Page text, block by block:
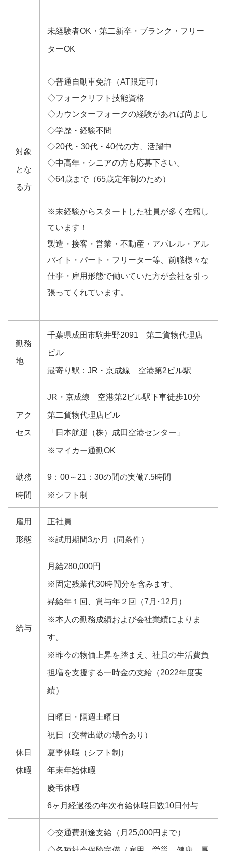
対象
とな
る方
未経験者OK・第二新卒・ブランク・フリー
ターOK
◇普通自動車免許（AT限定可）
◇フォークリフト技能資格
◇カウンターフォークの経験があれば尚よし
◇学歴・経験不問
◇20代・30代・40代の方、活躍中
◇中高年・シニアの方も応募下さい。
◇64歳まで（65歳定年制のため）
※未経験からスタートした社員が多く在籍し
ています！
製造・接客・営業・不動産・アパレル・アル
バイト・パート・フリーター等、前職様々な
仕事・雇用形態で働いていた方が会社を引っ
張ってくれています。
勤務
地
千葉県成田市駒井野2091 第二貨物代理店
ビル
最寄り駅：JR・京成線 空港第2ビル駅
アク
セス
JR・京成線 空港第2ビル駅下車徒歩10分
第二貨物代理店ビル
「日本航運（株）成田空港センター」
※マイカー通勤OK
勤務
時間
9：00～21：30の間の実働7.5時間
※シフト制
雇用
形態
正社員
※試用期間3か月（同条件）
給与
月給280,000円
※固定残業代30時間分を含みます。
昇給年１回、賞与年２回（7月･12月）
※本人の勤務成績および会社業績によりま
す。
※昨今の物価上昇を踏まえ、社員の生活費負
担増を支援する一時金の支給（2022年度実
績）
休日
休暇
日曜日・隔週土曜日
祝日（交替出勤の場合あり）
夏季休暇（シフト制）
年末年始休暇
慶弔休暇
6ヶ月経過後の年次有給休暇日数10日付与
◇交通費別途支給（月25,000円まで）